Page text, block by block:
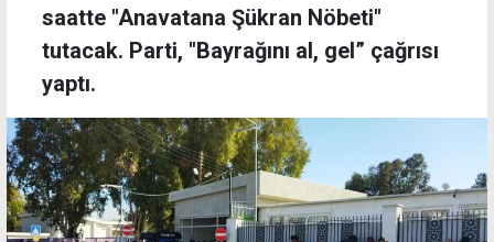
saatte "Anavatana Şükran Nöbeti"
tutacak. Parti, "Bayrağını al, gel” çağrısı
yaptı.